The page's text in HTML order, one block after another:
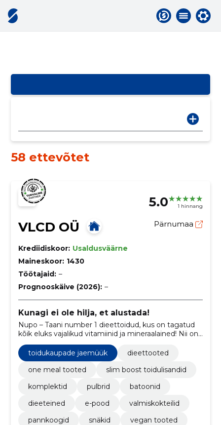
58 ettevõtet
5.0 1 hinnang
VLCD OÜ Pärnumaa
Krediidiskoor: Usaldusväärne
Maineskoor: 1430
Töötajaid: –
Prognooskäive (2026): –
Kunagi ei ole hilja, et alustada!
Nupo – Taani number 1 dieettoidud, kus on tagatud
kõik eluks vajalikud vitamiinid ja mineraalained! Nii on
kaalukaotus kiire, tervislik ja muretu!
toidukaupade jaemüük
dieettooted
one meal tooted
slim boost toidulisandid
komplektid
pulbrid
batoonid
dieeteined
e-pood
valmiskokteilid
pannkoogid
snäkid
vegan tooted